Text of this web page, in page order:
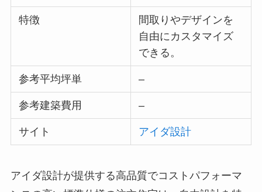
特徴
間取りやデザインを
自由にカスタマイズ
できる。
参考平均坪単 –
参考建築費用 –
サイト アイダ設計
アイダ設計が提供する高品質でコストパフォーマ